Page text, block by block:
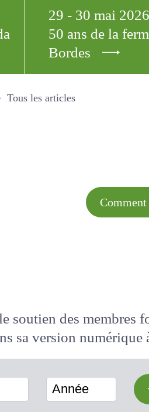
29 - 30 mai 2026
50 ans de la
Bordes
Tous les articles
Comment
soutien des
dans sa version
Année